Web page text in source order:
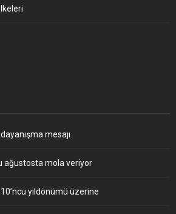
mesajı
ağustosta mola veriyor
yıldönümü üzerine